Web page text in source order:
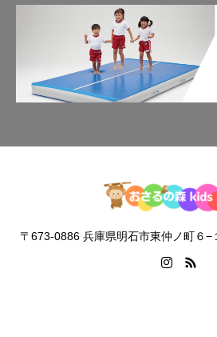
〒673-0886 兵庫県明石市東仲ノ町６